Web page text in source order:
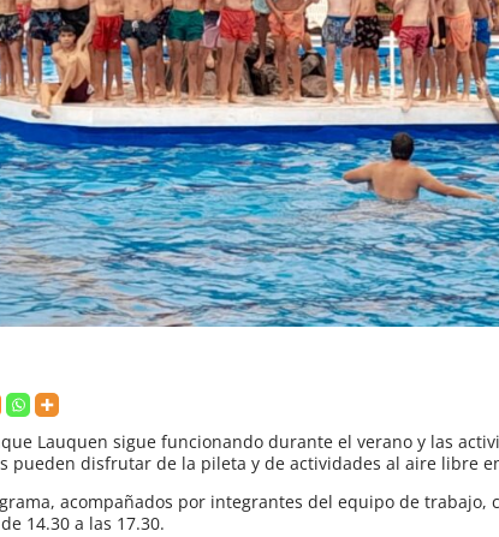
Lauquen sigue funcionando durante el verano y las
pueden disfrutar de la pileta y de actividades al aire libre
acompañados por integrantes del equipo de trabajo,
14.30 a las 17.30.